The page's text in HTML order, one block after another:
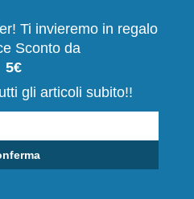
Ti invieremo in regalo
Sconto da
5€
gli articoli subito!!